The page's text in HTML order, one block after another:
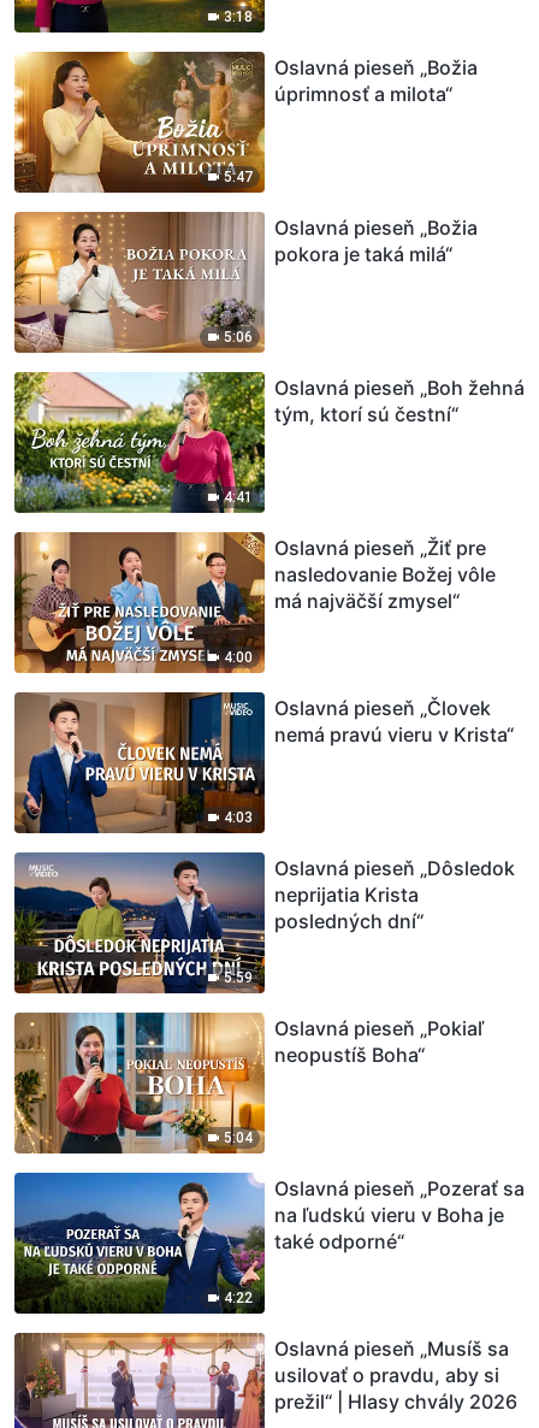
3:18
5:47
Oslavná pieseň „Božia
úprimnosť a milota“
5:06
Oslavná pieseň „Božia
pokora je taká milá“
4:41
Oslavná pieseň „Boh žehná
tým, ktorí sú čestní“
4:00
Oslavná pieseň „Žiť pre
nasledovanie Božej vôle
má najväčší zmysel“
4:03
Oslavná pieseň „Človek
nemá pravú vieru v Krista“
5:59
Oslavná pieseň „Dôsledok
neprijatia Krista
posledných dní“
5:04
Oslavná pieseň „Pokiaľ
neopustíš Boha“
4:22
Oslavná pieseň „Pozerať sa
na ľudskú vieru v Boha je
také odporné“
Oslavná pieseň „Musíš sa
usilovať o pravdu, aby si
prežil“ | Hlasy chvály 2026